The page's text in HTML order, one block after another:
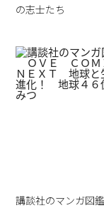
の志士たち
講談社のマンガ図